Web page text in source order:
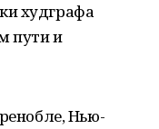
худграфа
пути и
Нью-